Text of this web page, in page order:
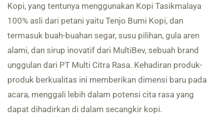
Kopi, yang tentunya menggunakan Kopi Tasikmalaya
100% asli dari petani yaitu Tenjo Bumi Kopi, dan
termasuk buah-buahan segar, susu pilihan, gula aren
alami, dan sirup inovatif dari MultiBev, sebuah brand
unggulan dari PT Multi Citra Rasa. Kehadiran produk-
produk berkualitas ini memberikan dimensi baru pada
acara, menggali lebih dalam potensi cita rasa yang
dapat dihadirkan di dalam secangkir kopi.